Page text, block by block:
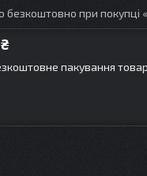
при покупці
пакування